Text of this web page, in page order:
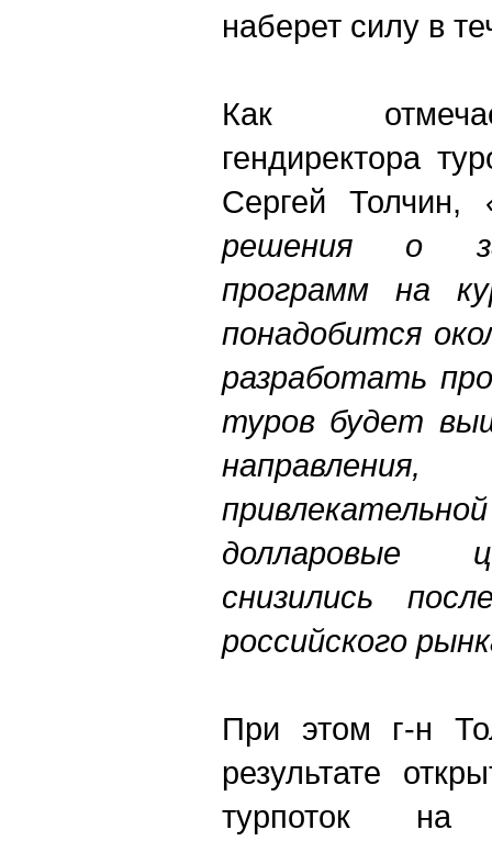
наберет силу в
Как
гендиректора
Сергей Толчин,
решения о
программ на
понадобится
разработать
туров будет
долларовые
снизились
российского
При этом г-н
результате
турпоток на